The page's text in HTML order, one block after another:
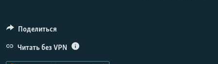
ПОДПИШИТЕСЬ НА РАССЫЛКУ
СОЦИАЛЬНЫЕ СЕТИ
Поделиться
Читать без VPN